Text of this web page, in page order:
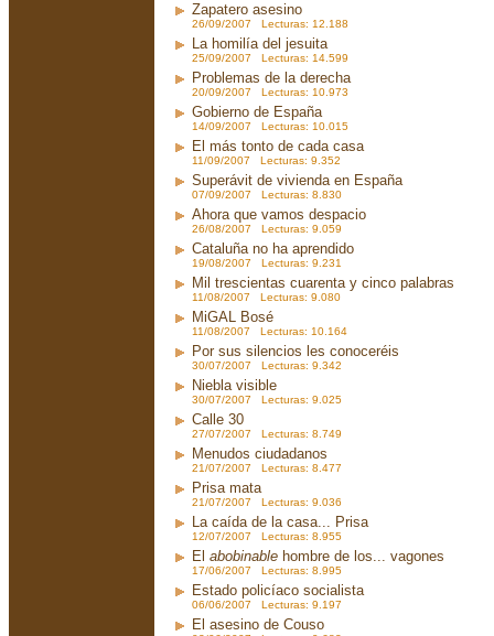
Zapatero asesino
26/09/2007 Lecturas: 12.188
La homilía del jesuita
25/09/2007 Lecturas: 14.599
Problemas de la derecha
20/09/2007 Lecturas: 10.973
Gobierno de España
14/09/2007 Lecturas: 10.015
El más tonto de cada casa
11/09/2007 Lecturas: 9.352
Superávit de vivienda en España
07/09/2007 Lecturas: 8.830
Ahora que vamos despacio
26/08/2007 Lecturas: 9.059
Cataluña no ha aprendido
19/08/2007 Lecturas: 9.231
Mil trescientas cuarenta y cinco palabras
11/08/2007 Lecturas: 9.080
MiGAL Bosé
11/08/2007 Lecturas: 10.164
Por sus silencios les conoceréis
30/07/2007 Lecturas: 9.342
Niebla visible
30/07/2007 Lecturas: 9.025
Calle 30
27/07/2007 Lecturas: 8.749
Menudos ciudadanos
21/07/2007 Lecturas: 8.477
Prisa mata
21/07/2007 Lecturas: 9.036
La caída de la casa... Prisa
12/07/2007 Lecturas: 8.955
El abobinable hombre de los... vagones
17/06/2007 Lecturas: 8.995
Estado policíaco socialista
06/06/2007 Lecturas: 9.197
El asesino de Couso